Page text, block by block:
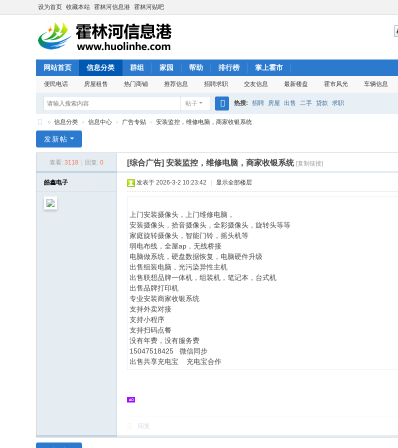
设为首页 收藏本站 霍林河信息港 霍林河贴吧
网站首页 信息分类 群组 家园 帮助 排行榜 掌上霍市
便民电话 房屋租售 热门商铺 推荐信息 招聘求职 交友信息 最新楼盘 霍市风光 车辆信息
帖子
搜
热搜: 招聘 房屋 出售 二手 贷款 求职
林
» 信息分类 › 信息中心 › 广告专贴 › 安装监控，维修电脑，商家收银系统
发新帖
查看: 3118 回复: 0 [综合广告] 安装监控，维修电脑，商家收银系统 [复制链接]
皓鑫电子 发表于 2026-3-2 10:23:42 显示全部楼层
上门安装摄像头，上门维修电脑，
安装摄像头，拾音摄像头，全彩摄像头，旋转头等等
家庭旋转摄像头，智能门铃，摇头机等
弱电布线，全屋ap，无线桥接
电脑做系统，硬盘数据恢复，电脑硬件升级
出售组装电脑，光污染异性主机
出售联想品牌一体机，组装机，笔记本，台式机
出售品牌打印机
专业安装商家收银系统
支持外卖对接
支持小程序
支持扫码点餐
没有年费，没有服务费
15047518425 微信同步
出售共享充电宝 充电宝合作
回复